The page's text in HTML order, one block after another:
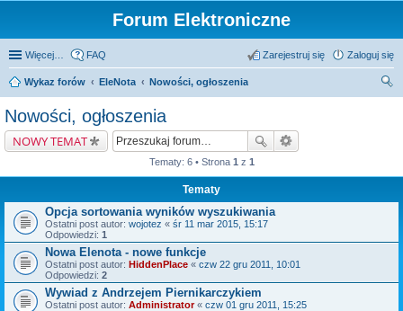
Forum Elektroniczne
Więcej… FAQ Zaloguj się
Zarejestruj się
Wykaz forów EleNota
Nowości, ogłoszenia
Nowości, ogłoszenia
NOWY TEMAT
Tematy: 6 • Strona 1 z 1
Tematy
Opcja sortowania wyników wyszukiwania
Ostatni post autor: wojotez « śr 11 mar 2015, 15:17
Odpowiedzi: 1
Nowa Elenota - nowe funkcje
Ostatni post autor: HiddenPlace « czw 22 gru 2011, 10:01
Odpowiedzi: 2
Wywiad z Andrzejem Piernikarczykiem
Ostatni post autor: Administrator« czw 01 gru 2011, 15:25